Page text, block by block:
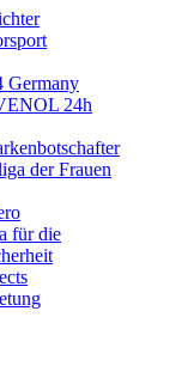
24h
der Frauen
für die